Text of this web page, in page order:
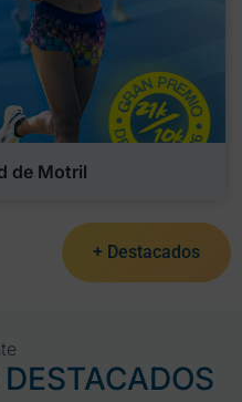
de Motril
+ Destacados